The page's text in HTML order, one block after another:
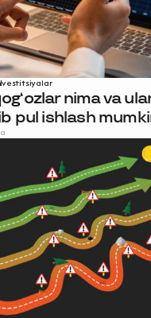
nima va
pul ishlash